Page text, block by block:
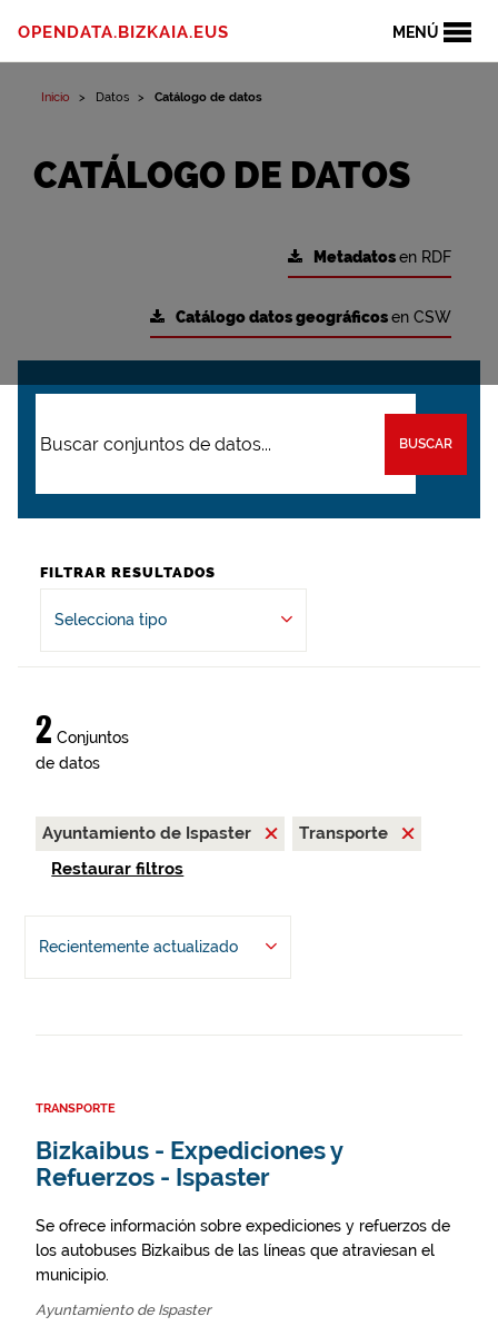
MENÚ
OPENDATA.BIZKAIA.EUS
Inicio Datos Catálogo de datos
CATÁLOGO DE DATOS
Metadatosen RDF
Catálogo datos geográficosen CSW
BUSCAR
FILTRAR RESULTADOS
Selecciona tipo
2 Conjuntos
de datos
Ayuntamiento de Ispaster
Transporte
Restaurar filtros
Recientemente actualizado
TRANSPORTE
Bizkaibus - Expediciones y
Refuerzos - Ispaster
Se ofrece información sobre expediciones y refuerzos de
los autobuses Bizkaibus de las líneas que atraviesan el
municipio.
Ayuntamiento de Ispaster